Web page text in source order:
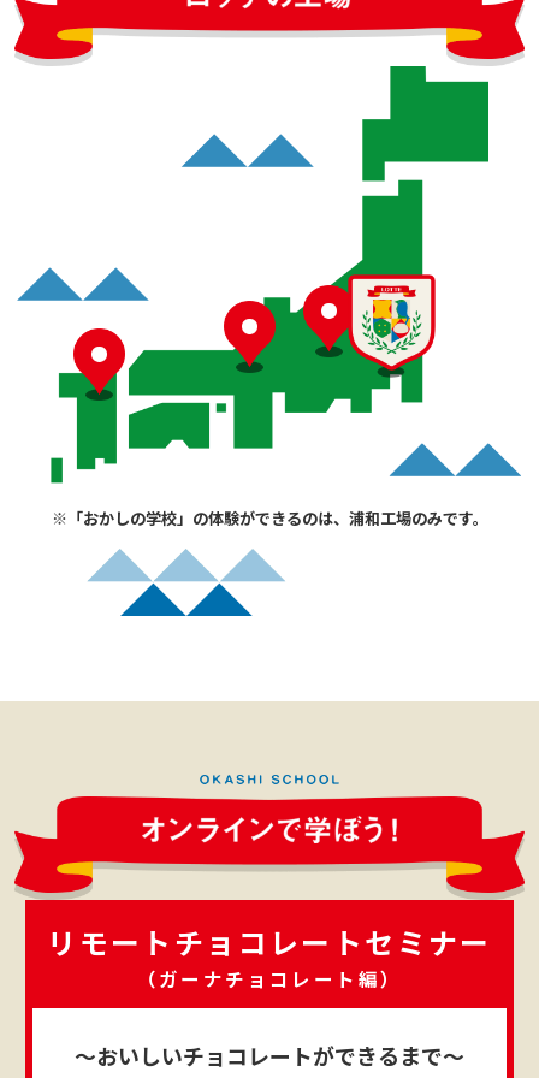
※「おかしの学校」の体験ができるのは、浦和工場のみです。
リモートチョコレートセミナー
（ガーナチョコレート編）
～おいしいチョコレートができるまで～